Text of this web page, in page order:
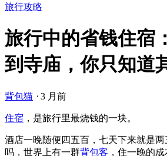
旅行攻略
旅行中的省钱住宿
到寺庙，你只知道
背包猫 ⋅ 3 月前
住宿 ，是旅行里最烧钱的一块。
酒店一晚随便四五百，七天下来就是
吗，世界上有一群背包客 ，住一晚的